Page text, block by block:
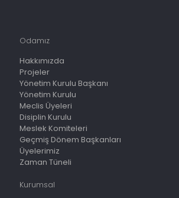
Odamız
Hakkımızda
Projeler
Yönetim Kurulu Başkanı
Yönetim Kurulu
Meclis Üyeleri
Disiplin Kurulu
Meslek Komiteleri
Geçmiş Dönem Başkanları
Üyelerimiz
Zaman Tüneli
Kurumsal